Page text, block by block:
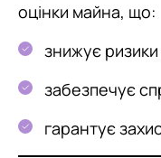
оцінки майна, що:
знижує
забезпечує
гарантує